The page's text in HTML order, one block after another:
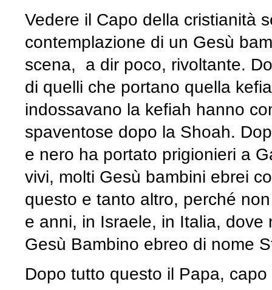
Vedere il Capo della cristianità
contemplazione di un Gesù
scena, a dir poco, rivoltante.
di quelli che portano quella
indossavano la kefiah hanno
spaventose dopo la Shoah.
e nero ha portato prigionieri a
vivi, molti Gesù bambini ebrei
questo e tanto altro, perché
e anni, in Israele, in Italia,
Gesù Bambino ebreo di nome
Dopo tutto questo il Papa,